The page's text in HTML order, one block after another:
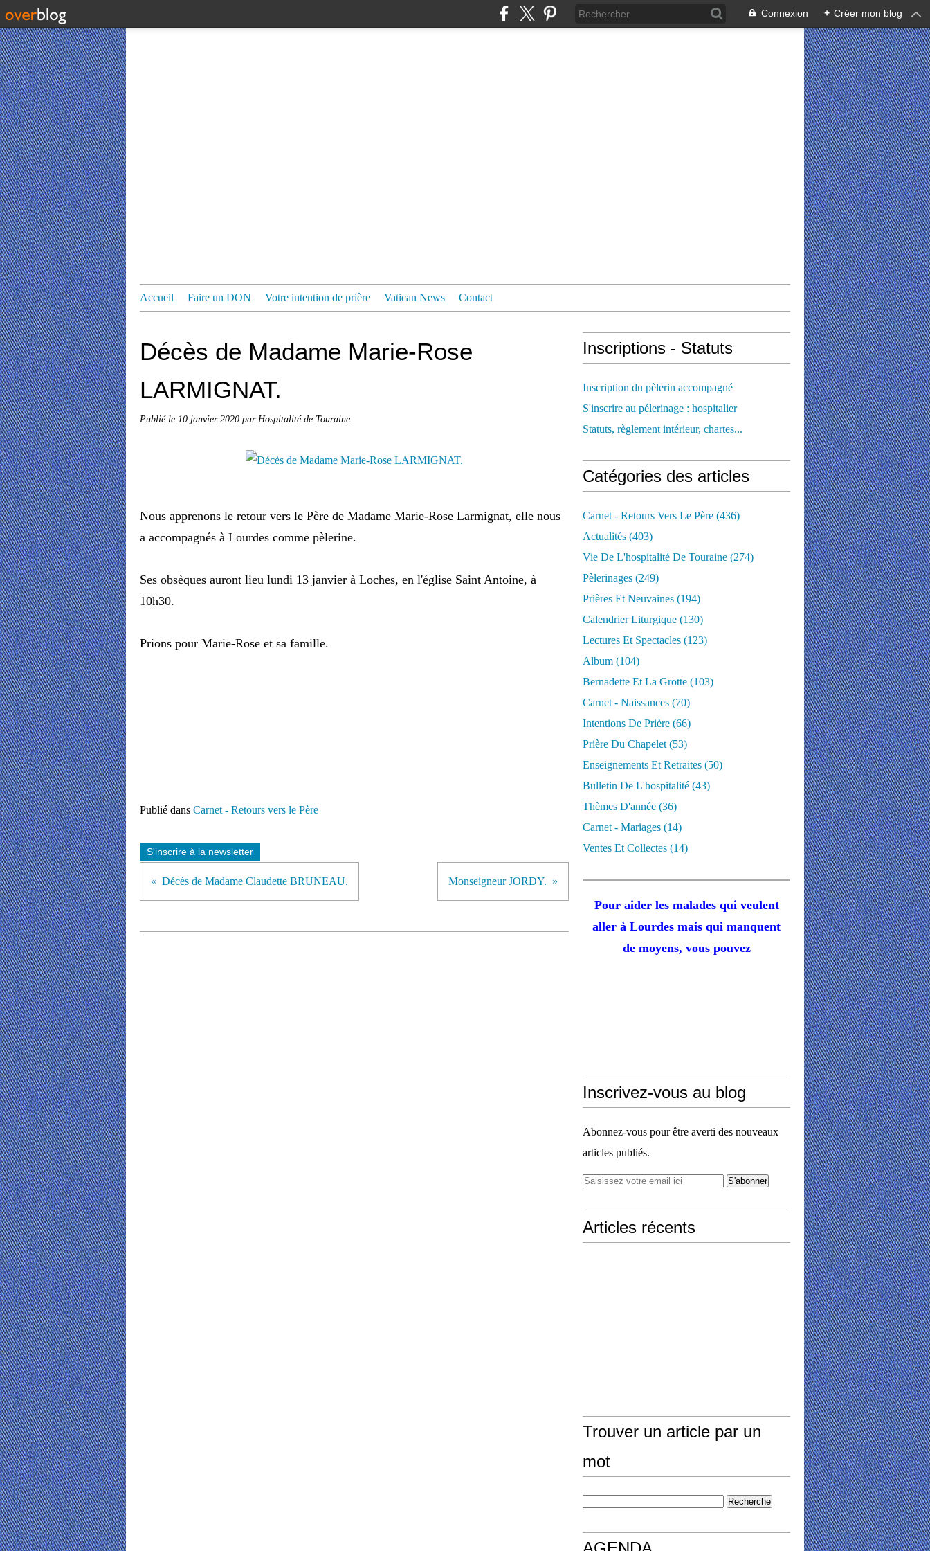
Connexion + Créer mon blog
Accueil Faire un DON Votre intention de prière Vatican News Contact
Décès de Madame Marie-Rose
LARMIGNAT.
Publié le 10 janvier 2020 par Hospitalité de Touraine
Nous apprenons le retour vers le Père de Madame Marie-Rose Larmignat, elle nous
a accompagnés à Lourdes comme pèlerine.
Ses obsèques auront lieu lundi 13 janvier à Loches, en l'église Saint Antoine, à
10h30.
Prions pour Marie-Rose et sa famille.
Publié dans Carnet - Retours vers le Père
S'inscrire à la newsletter
Décès de Madame Claudette BRUNEAU. Monseigneur JORDY.
Inscriptions - Statuts
Inscription du pèlerin accompagné
S'inscrire au pélerinage : hospitalier
Statuts, règlement intérieur, chartes...
Catégories des articles
Carnet - Retours Vers Le Père (436)
Actualités (403)
Vie De L'hospitalité De Touraine (274)
Pèlerinages (249)
Prières Et Neuvaines (194)
Calendrier Liturgique (130)
Lectures Et Spectacles (123)
Album (104)
Bernadette Et La Grotte (103)
Carnet - Naissances (70)
Intentions De Prière (66)
Prière Du Chapelet (53)
Enseignements Et Retraites (50)
Bulletin De L'hospitalité (43)
Thèmes D'année (36)
Carnet - Mariages (14)
Ventes Et Collectes (14)
Pour aider les malades qui veulent
aller à Lourdes mais qui manquent
de moyens, vous pouvez
Inscrivez-vous au blog
Abonnez-vous pour être averti des nouveaux
articles publiés.
Articles récents
Trouver un article par un
mot